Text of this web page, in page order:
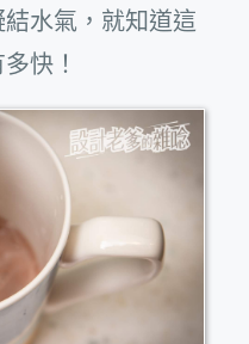
水氣，就知道這
快！